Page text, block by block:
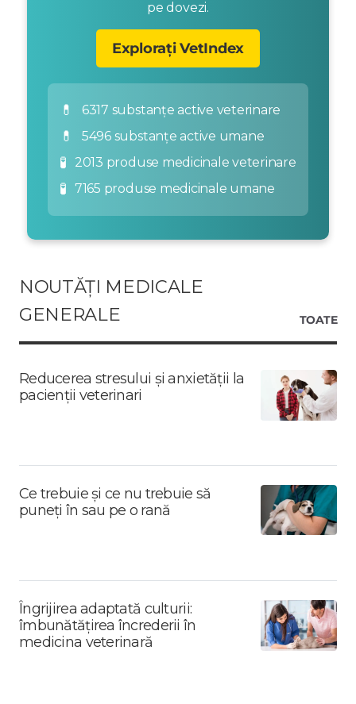
pe dovezi.
Explorați VetIndex
💊 6317 substanțe active veterinare
💊 5496 substanțe active umane
🧪 2013 produse medicinale veterinare
🧪 7165 produse medicinale umane
NOUTĂȚI MEDICALE
GENERALE
TOATE
Reducerea stresului și anxietății la
pacienții veterinari
Ce trebuie și ce nu trebuie să
puneți în sau pe o rană
Îngrijirea adaptată culturii:
îmbunătățirea încrederii în
medicina veterinară